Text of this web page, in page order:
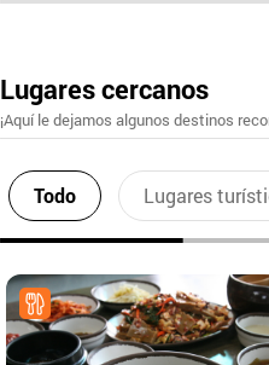
Lugares cercanos
¡Aquí le dejamos algunos destinos
Todo Lugares